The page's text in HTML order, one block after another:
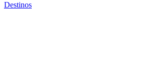
Destinos